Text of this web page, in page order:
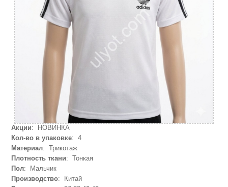
Акции: НОВИНКА
Кол-во в упаковке: 4
Материал: Трикотаж
Плотность ткани: Тонкая
Пол: Мальчик
Производство: Китай